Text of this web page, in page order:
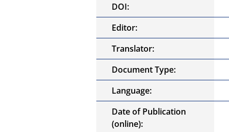
DOI:
Editor:
Translator:
Document Type:
Language:
Date of Publication
(online):